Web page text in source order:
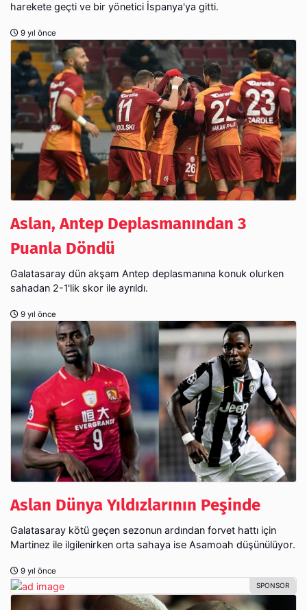
harekete geçti ve bir yönetici İspanya'ya gitti.
9 yıl önce
Aslan, Antep Deplasmanından 3
Puanla Döndü
Galatasaray dün akşam Antep deplasmanına konuk olurken
sahadan 2-1'lik skor ile ayrıldı.
9 yıl önce
Aslan Dünya Yıldızlarının Peşinde
Galatasaray kötü geçen sezonun ardından forvet hattı için
Martinez ile ilgilenirken orta sahaya ise Asamoah düşünülüyor.
9 yıl önce